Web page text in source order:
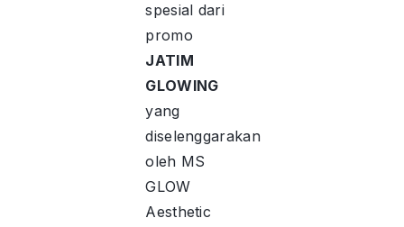
spesial dari
promo
JATIM
GLOWING
yang
diselenggarakan
oleh MS
GLOW
Aesthetic